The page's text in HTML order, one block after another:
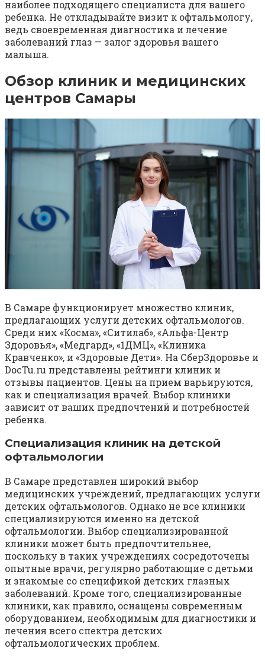
наиболее подходящего специалиста для вашего
ребенка. Не откладывайте визит к офтальмологу,
ведь своевременная диагностика и лечение
заболеваний глаз — залог здоровья вашего
малыша.
Обзор клиник и медицинских
центров Самары
В Самаре функционирует множество клиник,
предлагающих услуги детских офтальмологов.
Среди них «Косма», «Ситилаб», «Альфа-Центр
Здоровья», «Медгард», «1ДМЦ», «Клиника
Кравченко», и «Здоровые Дети». На СберЗдоровье и
DocTu.ru представлены рейтинги клиник и
отзывы пациентов. Цены на прием варьируются,
как и специализация врачей. Выбор клиники
зависит от ваших предпочтений и потребностей
ребенка.
Специализация клиник на детской
офтальмологии
В Самаре представлен широкий выбор
медицинских учреждений, предлагающих услуги
детских офтальмологов. Однако не все клиники
специализируются именно на детской
офтальмологии. Выбор специализированной
клиники может быть предпочтительнее,
поскольку в таких учреждениях сосредоточены
опытные врачи, регулярно работающие с детьми
и знакомые со спецификой детских глазных
заболеваний. Кроме того, специализированные
клиники, как правило, оснащены современным
оборудованием, необходимым для диагностики и
лечения всего спектра детских
офтальмологических проблем.